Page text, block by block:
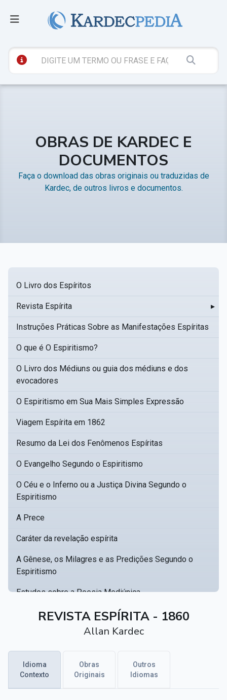
OBRAS DE KARDEC E
DOCUMENTOS
Faça o download das obras originais ou traduzidas de
Kardec, de outros livros e documentos.
O Livro dos Espíritos
Revista Espírita ▸
Instruções Práticas Sobre as Manifestações Espíritas
O que é O Espiritismo?
O Livro dos Médiuns ou guia dos médiuns e dos
evocadores
O Espiritismo em Sua Mais Simples Expressão
Viagem Espírita em 1862
Resumo da Lei dos Fenômenos Espíritas
O Evangelho Segundo o Espiritismo
O Céu e o Inferno ou a Justiça Divina Segundo o
Espiritismo
A Prece
Caráter da revelação espírita
A Gênese, os Milagres e as Predições Segundo o
Espiritismo
Estudos sobre a Poesia Mediúnica
Catálogo racional de obras para se fundar uma
Hippolyte Léon Denizard Rivail
Textos citados em O Livro dos Médiuns
REVISTA ESPÍRITA - 1860
Allan Kardec
Idioma
Contexto
Obras
Originais
Outros
Idiomas